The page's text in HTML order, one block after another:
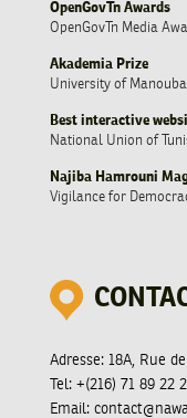
OpenGovTn Awards
OpenGovTn Media
Akademia Prize
University of
Best interactive
National Union of
Najiba Hamrouni
Vigilance for
Adresse: 18A, Rue
Tel: +(216) 71 89 22
Email: